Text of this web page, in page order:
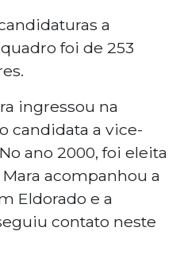
a
foi de 253
ingressou na
candidata a vice-
ano 2000, foi eleita
acompanhou a
Eldorado e a
contato neste